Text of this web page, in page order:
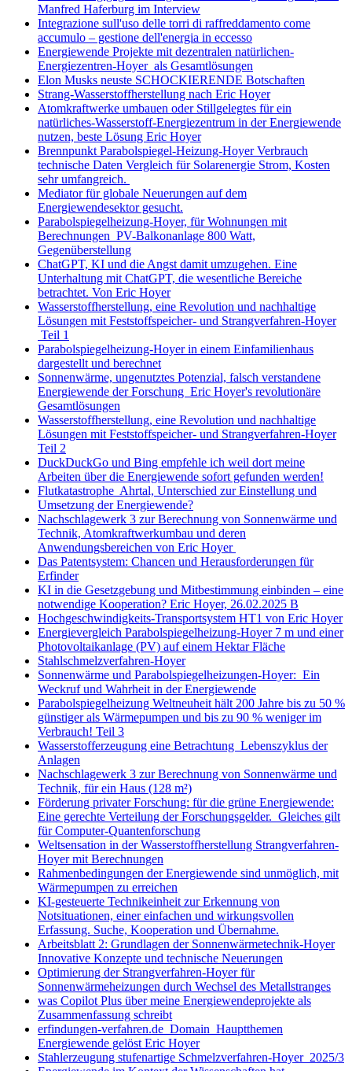
Manfred Haferburg im Interview
Integrazione sull'uso delle torri di raffreddamento come
accumulo – gestione dell'energia in eccesso
Energiewende Projekte mit dezentralen natürlichen-
Energiezentren-Hoyer als Gesamtlösungen
Elon Musks neuste SCHOCKIERENDE Botschaften
Strang-Wasserstoffherstellung nach Eric Hoyer
Atomkraftwerke umbauen oder Stillgelegtes für ein
natürliches-Wasserstoff-Energiezentrum in der Energiewende
nutzen, beste Lösung Eric Hoyer
Brennpunkt Parabolspiegel-Heizung-Hoyer Verbrauch
technische Daten Vergleich für Solarenergie Strom, Kosten
sehr umfangreich.
Mediator für globale Neuerungen auf dem
Energiewendesektor gesucht.
Parabolspiegelheizung-Hoyer, für Wohnungen mit
Berechnungen PV-Balkonanlage 800 Watt,
Gegenüberstellung
ChatGPT, KI und die Angst damit umzugehen. Eine
Unterhaltung mit ChatGPT, die wesentliche Bereiche
betrachtet. Von Eric Hoyer
Wasserstoffherstellung, eine Revolution und nachhaltige
Lösungen mit Feststoffspeicher- und Strangverfahren-Hoyer
Teil 1
Parabolspiegelheizung-Hoyer in einem Einfamilienhaus
dargestellt und berechnet
Sonnenwärme, ungenutztes Potenzial, falsch verstandene
Energiewende der Forschung Eric Hoyer's revolutionäre
Gesamtlösungen
Wasserstoffherstellung, eine Revolution und nachhaltige
Lösungen mit Feststoffspeicher- und Strangverfahren-Hoyer
Teil 2
DuckDuckGo und Bing empfehle ich weil dort meine
Arbeiten über die Energiewende sofort gefunden werden!
Flutkatastrophe Ahrtal, Unterschied zur Einstellung und
Umsetzung der Energiewende?
Nachschlagewerk 3 zur Berechnung von Sonnenwärme und
Technik, Atomkraftwerkumbau und deren
Anwendungsbereichen von Eric Hoyer
Das Patentsystem: Chancen und Herausforderungen für
Erfinder
KI in die Gesetzgebung und Mitbestimmung einbinden – eine
notwendige Kooperation? Eric Hoyer, 26.02.2025 B
Hochgeschwindigkeits-Transportsystem HT1 von Eric Hoyer
Energievergleich Parabolspiegelheizung-Hoyer 7 m und einer
Photovoltaikanlage (PV) auf einem Hektar Fläche
Stahlschmelzverfahren-Hoyer
Sonnenwärme und Parabolspiegelheizungen-Hoyer: Ein
Weckruf und Wahrheit in der Energiewende
Parabolspiegelheizung Weltneuheit hält 200 Jahre bis zu 50 %
günstiger als Wärmepumpen und bis zu 90 % weniger im
Verbrauch! Teil 3
Wasserstofferzeugung eine Betrachtung Lebenszyklus der
Anlagen
Nachschlagewerk 3 zur Berechnung von Sonnenwärme und
Technik, für ein Haus (128 m²)
Förderung privater Forschung: für die grüne Energiewende:
Eine gerechte Verteilung der Forschungsgelder. Gleiches gilt
für Computer-Quantenforschung
Weltsensation in der Wasserstoffherstellung Strangverfahren-
Hoyer mit Berechnungen
Rahmenbedingungen der Energiewende sind unmöglich, mit
Wärmepumpen zu erreichen
KI-gesteuerte Technikeinheit zur Erkennung von
Notsituationen, einer einfachen und wirkungsvollen
Erfassung. Suche, Kooperation und Übernahme.
Arbeitsblatt 2: Grundlagen der Sonnenwärmetechnik-Hoyer
Innovative Konzepte und technische Neuerungen
Optimierung der Strangverfahren-Hoyer für
Sonnenwärmeheizungen durch Wechsel des Metallstranges
was Copilot Plus über meine Energiewendeprojekte als
Zusammenfassung schreibt
erfindungen-verfahren.de Domain Hauptthemen
Energiewende gelöst Eric Hoyer
Stahlerzeugung stufenartige Schmelzverfahren-Hoyer 2025/3